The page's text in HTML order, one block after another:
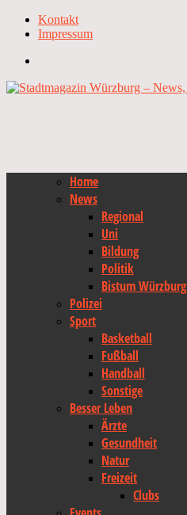
Kontakt
Impressum
Home
News
Regional
Uni
Bildung
Politik
Bistum Würzburg
Polizei
Sport
Basketball
Fußball
Handball
Sonstige
Besser Leben
Ärzte
Gesundheit
Natur
Freizeit
Clubs